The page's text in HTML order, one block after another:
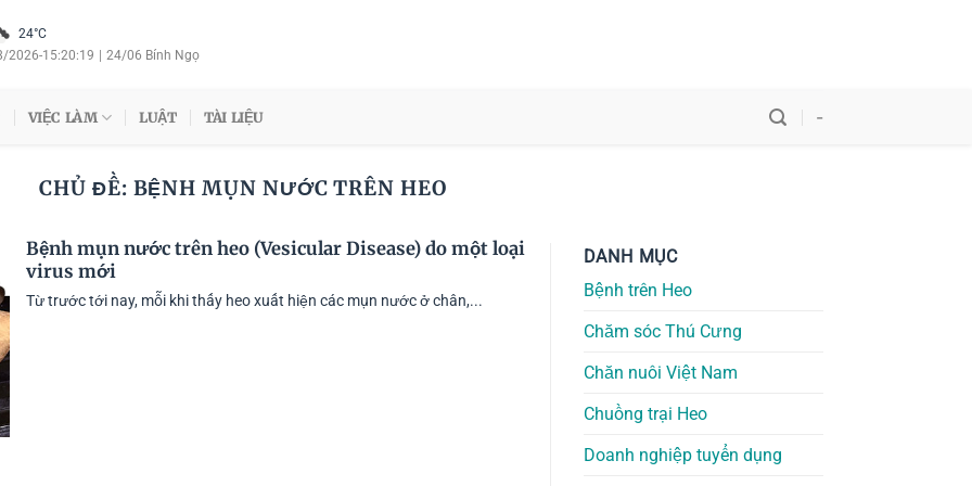
24°C
2026-15:20:19 24/06 Bính Ngọ
VIỆC LÀM LUẬT TÀI LIỆU -
CHỦ ĐỀ: BỆNH MỤN NƯỚC TRÊN HEO
Bệnh mụn nước trên heo (Vesicular Disease) do một loại
virus mới
Từ trước tới nay, mỗi khi thấy heo xuất hiện các mụn nước ở chân,...
DANH MỤC
Bệnh trên Heo
Chăm sóc Thú Cưng
Chăn nuôi Việt Nam
Chuồng trại Heo
Doanh nghiệp tuyển dụng